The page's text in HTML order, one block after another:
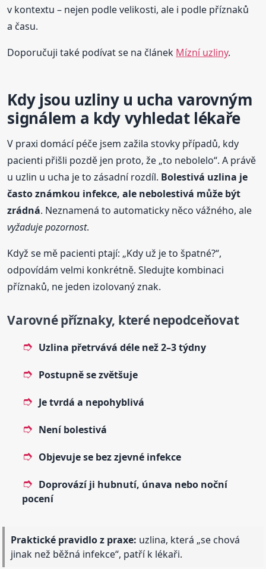
v kontextu – nejen podle velikosti, ale i podle příznaků
a času.
Doporučuji také podívat se na článek Mízní uzliny.
Kdy jsou uzliny u ucha varovným
signálem a kdy vyhledat lékaře
V praxi domácí péče jsem zažila stovky případů, kdy
pacienti přišli pozdě jen proto, že „to nebolelo“. A právě
u uzlin u ucha je to zásadní rozdíl. Bolestivá uzlina je
často známkou infekce, ale nebolestivá může být
zrádná. Neznamená to automaticky něco vážného, ale
vyžaduje pozornost.
Když se mě pacienti ptají: „Kdy už je to špatné?“,
odpovídám velmi konkrétně. Sledujte kombinaci
příznaků, ne jeden izolovaný znak.
Varovné příznaky, které nepodceňovat
Uzlina přetrvává déle než 2–3 týdny
Postupně se zvětšuje
Je tvrdá a nepohyblivá
Není bolestivá
Objevuje se bez zjevné infekce
Doprovází ji hubnutí, únava nebo noční
pocení
Praktické pravidlo z praxe: uzlina, která „se chová
jinak než běžná infekce“, patří k lékaři.